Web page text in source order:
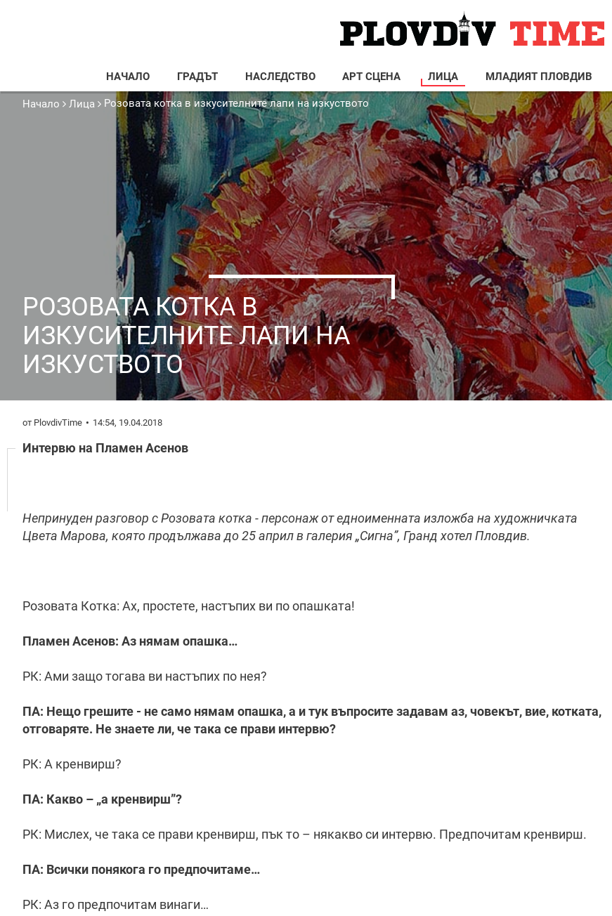
НАЧАЛО ГРАДЪТ НАСЛЕДСТВО АРТ СЦЕНА ЛИЦА МЛАДИЯТ ПЛОВДИВ
Начало Лица Розовата котка в изкусителните лапи на изкуството
РОЗОВАТА КОТКА В
ИЗКУСИТЕЛНИТЕ ЛАПИ НА
ИЗКУСТВОТО
от PlovdivTime 14:54, 19.04.2018
Интервю на Пламен Асенов
Непринуден разговор с Розовата котка - персонаж от едноименната изложба на художничката
Цвета Марова, която продължава до 25 април в галерия „Сигна”, Гранд хотел Пловдив.
Розовата Котка: Ах, простете, настъпих ви по опашката!
Пламен Асенов: Аз нямам опашка…
РК: Ами защо тогава ви настъпих по нея?
ПА: Нещо грешите - не само нямам опашка, а и тук въпросите задавам аз, човекът, вие, котката,
отговаряте. Не знаете ли, че така се прави интервю?
РК: А кренвирш?
ПА: Какво – „а кренвирш”?
РК: Мислех, че така се прави кренвирш, пък то – някакво си интервю. Предпочитам кренвирш.
ПА: Всички понякога го предпочитаме…
РК: Аз го предпочитам винаги…